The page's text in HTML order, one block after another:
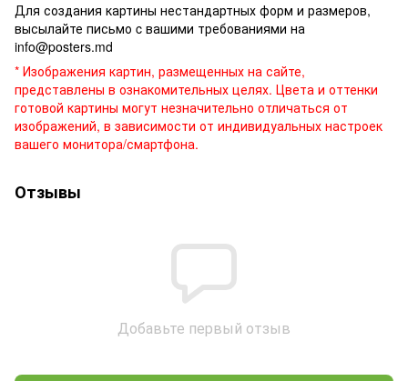
Для создания картины нестандартных форм и размеров,
высылайте письмо c вашими требованиями на
info@posters.md
* Изображения картин, размещенных на сайте,
представлены в ознакомительных целях. Цвета и оттенки
готовой картины могут незначительно отличаться от
изображений, в зависимости от индивидуальных настроек
вашего монитора/смартфона.
Отзывы
Добавьте первый отзыв